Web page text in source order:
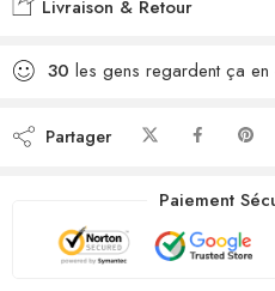
Livraison & Retour
30 les gens regardent ça en
Partager
Paiement